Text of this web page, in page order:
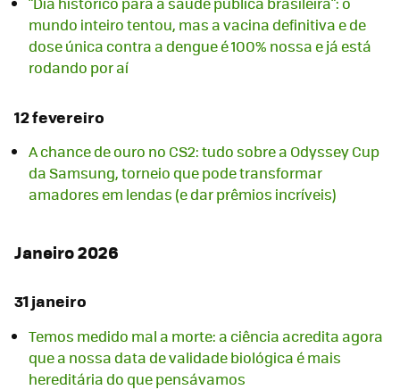
mundo inteiro tentou, mas a vacina definitiva e de
dose única contra a dengue é 100% nossa e já está
rodando por aí
12 fevereiro
A chance de ouro no CS2: tudo sobre a Odyssey Cup
da Samsung, torneio que pode transformar
amadores em lendas (e dar prêmios incríveis)
Janeiro 2026
31 janeiro
Temos medido mal a morte: a ciência acredita agora
que a nossa data de validade biológica é mais
hereditária do que pensávamos